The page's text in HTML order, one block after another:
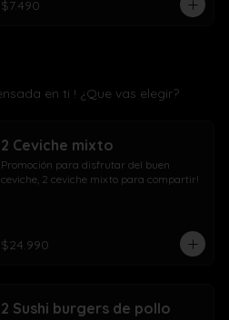
$7.490
en ti ! ¿Que vas elegir?
2 Ceviche mixto
Promoción para disfrutar del buen
ceviche, 2 ceviche mixto para compartir!
$24.990
2 Sushi burgers de pollo